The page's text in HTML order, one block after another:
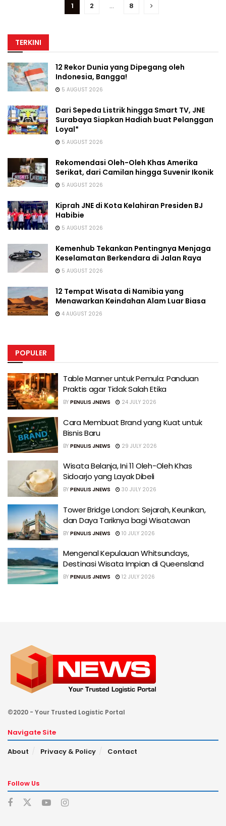
1 2 … 8
TERKINI
12 Rekor Dunia yang Dipegang oleh
Indonesia, Bangga!
5 AUGUST 2026
Dari Sepeda Listrik hingga Smart TV, JNE
Surabaya Siapkan Hadiah buat Pelanggan
Loyal*
5 AUGUST 2026
Rekomendasi Oleh-Oleh Khas Amerika
Serikat, dari Camilan hingga Suvenir Ikonik
5 AUGUST 2026
Kiprah JNE di Kota Kelahiran Presiden BJ
Habibie
5 AUGUST 2026
Kemenhub Tekankan Pentingnya Menjaga
Keselamatan Berkendara di Jalan Raya
5 AUGUST 2026
12 Tempat Wisata di Namibia yang
Menawarkan Keindahan Alam Luar Biasa
4 AUGUST 2026
POPULER
Table Manner untuk Pemula: Panduan
Praktis agar Tidak Salah Etika
BY PENULIS JNEWS 24 JULY 2026
Cara Membuat Brand yang Kuat untuk
Bisnis Baru
BY PENULIS JNEWS 29 JULY 2026
Wisata Belanja, Ini 11 Oleh-Oleh Khas
Sidoarjo yang Layak Dibeli
BY PENULIS JNEWS 30 JULY 2026
Tower Bridge London: Sejarah, Keunikan,
dan Daya Tariknya bagi Wisatawan
BY PENULIS JNEWS 10 JULY 2026
Mengenal Kepulauan Whitsundays,
Destinasi Wisata Impian di Queensland
BY PENULIS JNEWS 12 JULY 2026
©2020 - Your Trusted Logistic Portal
Navigate Site
About
Privacy & Policy Contact
Follow Us